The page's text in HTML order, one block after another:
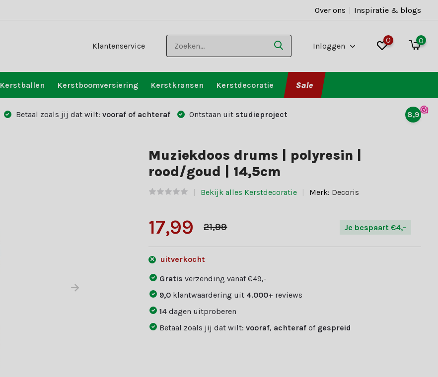
Over ons | Inspiratie & blogs
Klantenservice Inloggen
0 0
Kerstballen Kerstboomversiering Kerstkransen Kerstdecoratie Sale
Betaal zoals jij dat wilt: vooraf of achteraf Ontstaan uit studieproject 8,9
Muziekdoos drums | polyresin |
rood/goud | 14,5cm
Bekijk alles Kerstdecoratie Merk: Decoris
17,99 21,99 Je bespaart €4,-
uitverkocht
Gratisverzending vanaf €49,-
9,0 klantwaardering uit 4.000+ reviews
14dagen uitproberen
Betaal zoals jij dat wilt:vooraf, achteraf of gespreid